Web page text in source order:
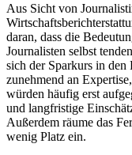
Aus Sicht von
daran, dass die
Journalisten selbst
sich der Spar­kurs in den
zunehmend an
würden häufig erst
und langfristige
Außerdem räume das
wenig Platz ein.